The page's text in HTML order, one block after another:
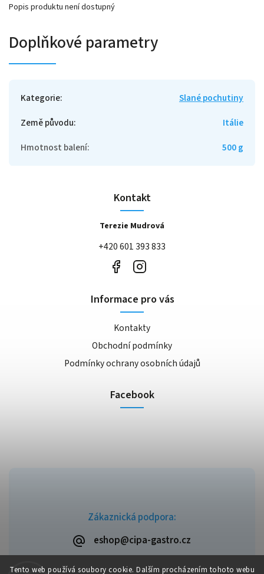
Tento web používá soubory cookie. Dalším procházením tohoto webu
Popis produktu není dostupný
Doplňkové parametry
Kategorie:
Slané pochutiny
Země původu:
Itálie
Hmotnost balení: 500 g
Zákaznická podpora:
eshop@cipa-gastro.cz
Kontakt
Terezie Mudrová
+420 601 393 833
Informace pro vás
Kontakty
Obchodní podmínky
Podmínky ochrany osobních údajů
Facebook